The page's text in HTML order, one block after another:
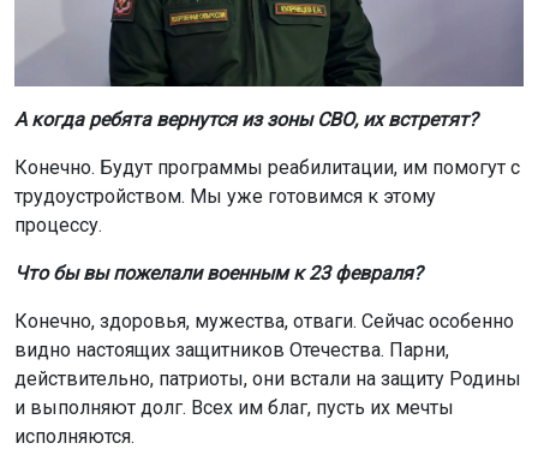
А когда ребята вернутся из зоны СВО, их встретят?
Конечно. Будут программы реабилитации, им помогут с
трудоустройством. Мы уже готовимся к этому
процессу.
Что бы вы пожелали военным к 23 февраля?
Конечно, здоровья, мужества, отваги. Сейчас особенно
видно настоящих защитников Отечества. Парни,
действительно, патриоты, они встали на защиту Родины
и выполняют долг. Всех им благ, пусть их мечты
исполняются.